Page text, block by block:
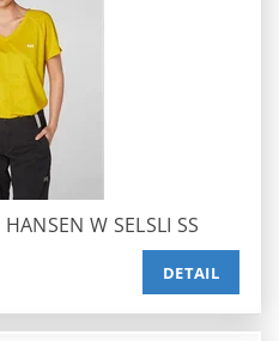
W SELSLI SS
DETAIL